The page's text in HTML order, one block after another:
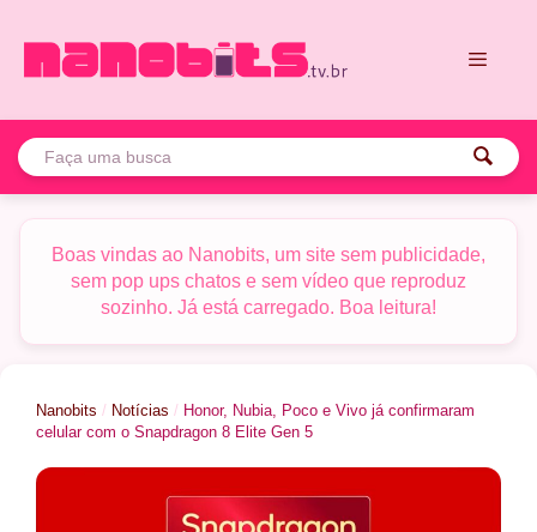
para
Boas vindas ao Nanobits, um site sem publicidade,
sem pop ups chatos e sem vídeo que reproduz
sozinho. Já está carregado. Boa leitura!
Nanobits / Notícias / Honor, Nubia, Poco e Vivo já confirmaram
celular com o Snapdragon 8 Elite Gen 5